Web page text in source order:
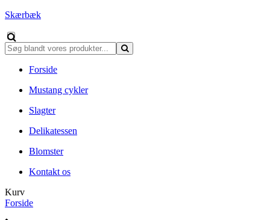
Skærbæk
Forside
Mustang cykler
Slagter
Delikatessen
Blomster
Kontakt os
Kurv
Forside